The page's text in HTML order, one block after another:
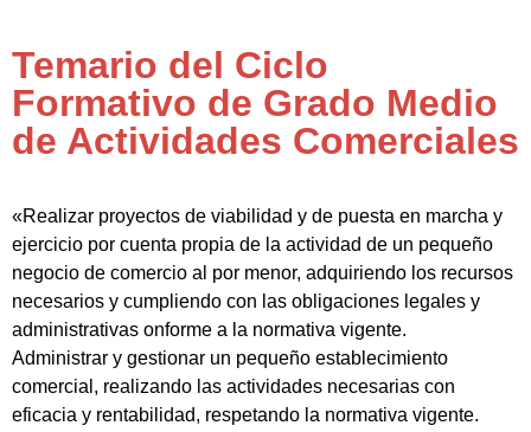
Temario del Ciclo
Formativo de Grado Medio
de Actividades Comerciales
«Realizar proyectos de viabilidad y de puesta en marcha y
ejercicio por cuenta propia de la actividad de un pequeño
negocio de comercio al por menor, adquiriendo los recursos
necesarios y cumpliendo con las obligaciones legales y
administrativas onforme a la normativa vigente.
Administrar y gestionar un pequeño establecimiento
comercial, realizando las actividades necesarias con
eficacia y rentabilidad, respetando la normativa vigente.